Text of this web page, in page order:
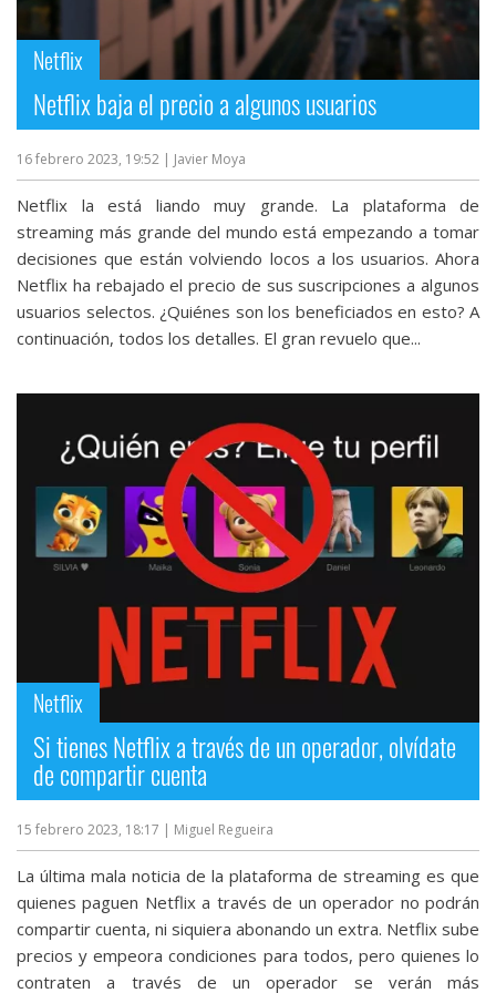
Operadores
Trucos
y
Tutoriales
Ciberseguridad
Sistemas
operativos
+
Más
temas
Contacto
/
Sobre
nosotros
/
Publicidad
/
Cambiar
opciones
de
Netflix
Netflix baja el precio a algunos usuarios
16 febrero 2023, 19:52 | Javier Moya
Netflix la está liando muy grande. La plataforma de
streaming más grande del mundo está empezando a tomar
decisiones que están volviendo locos a los usuarios. Ahora
Netflix ha rebajado el precio de sus suscripciones a algunos
usuarios selectos. ¿Quiénes son los beneficiados en esto? A
continuación, todos los detalles. El gran revuelo que...
Netflix
Si tienes Netflix a través de un operador, olvídate
de compartir cuenta
15 febrero 2023, 18:17 | Miguel Regueira
La última mala noticia de la plataforma de streaming es que
quienes paguen Netflix a través de un operador no podrán
compartir cuenta, ni siquiera abonando un extra. Netflix sube
precios y empeora condiciones para todos, pero quienes lo
contraten a través de un operador se verán más